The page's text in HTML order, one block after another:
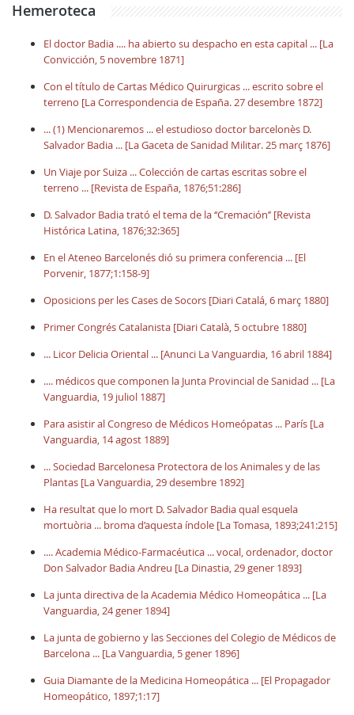
Hemeroteca
El doctor Badia .... ha abierto su despacho en esta capital ... [La
Convicción, 5 novembre 1871]
Con el título de Cartas Médico Quirurgicas ... escrito sobre el
terreno [La Correspondencia de España. 27 desembre 1872]
... (1) Mencionaremos ... el estudioso doctor barcelonès D.
Salvador Badia ... [La Gaceta de Sanidad Militar. 25 març 1876]
Un Viaje por Suiza ... Colección de cartas escritas sobre el
terreno ... [Revista de España, 1876;51:286]
D. Salvador Badia trató el tema de la ‘‘Cremación’’ [Revista
Histórica Latina, 1876;32:365]
En el Ateneo Barcelonés dió su primera conferencia ... [El
Porvenir, 1877;1:158-9]
Oposicions per les Cases de Socors [Diari Catalá, 6 març 1880]
Primer Congrés Catalanista [Diari Català, 5 octubre 1880]
... Licor Delicia Oriental ... [Anunci La Vanguardia, 16 abril 1884]
.... médicos que componen la Junta Provincial de Sanidad ... [La
Vanguardia, 19 juliol 1887]
Para asistir al Congreso de Médicos Homeópatas ... París [La
Vanguardia, 14 agost 1889]
... Sociedad Barcelonesa Protectora de los Animales y de las
Plantas [La Vanguardia, 29 desembre 1892]
Ha resultat que lo mort D. Salvador Badia qual esquela
mortuòria ... broma d’aquesta índole [La Tomasa, 1893;241:215]
.... Academia Médico-Farmacéutica ... vocal, ordenador, doctor
Don Salvador Badia Andreu [La Dinastia, 29 gener 1893]
La junta directiva de la Academia Médico Homeopática ... [La
Vanguardia, 24 gener 1894]
La junta de gobierno y las Secciones del Colegio de Médicos de
Barcelona ... [La Vanguardia, 5 gener 1896]
Guia Diamante de la Medicina Homeopática ... [El Propagador
Homeopático, 1897;1:17]